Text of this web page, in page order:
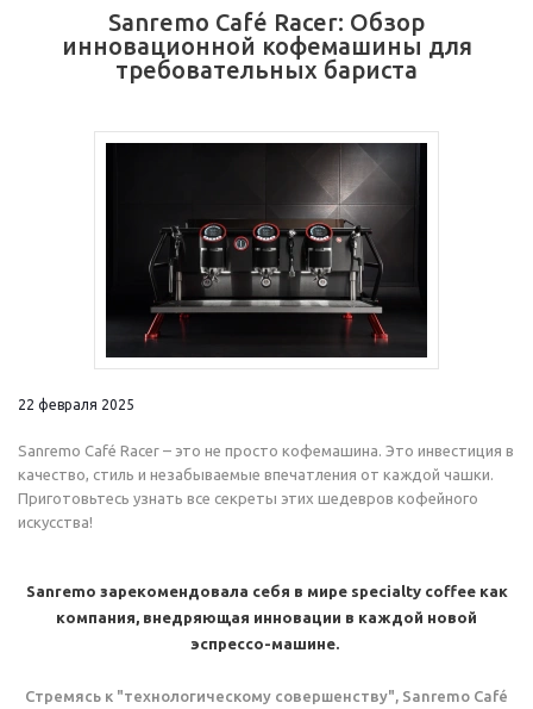
Sanremo Café Racer: Обзор
инновационной кофемашины для
требовательных бариста
22 февраля 2025
Sanremo Café Racer – это не просто кофемашина. Это инвестиция в
качество, стиль и незабываемые впечатления от каждой чашки.
Приготовьтесь узнать все секреты этих шедевров кофейного
искусства!
Sanremo зарекомендовала себя в мире specialty coffee как
компания, внедряющая инновации в каждой новой
эспрессо-машине.
Стремясь к "технологическому совершенству", Sanremo Café